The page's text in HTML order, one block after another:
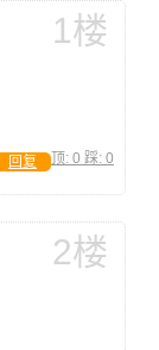
1楼
顶: 0 踩: 0
回复
2楼